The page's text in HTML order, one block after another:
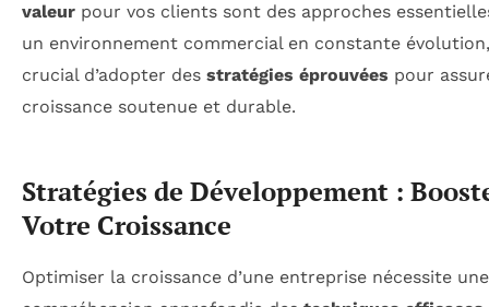
valeur pour vos clients sont des approches
un environnement commercial en constante
crucial d’adopter des stratégies éprouvées pour
croissance soutenue et durable.
Stratégies de Développement :
Votre Croissance
Optimiser la croissance d’une entreprise nécessite une